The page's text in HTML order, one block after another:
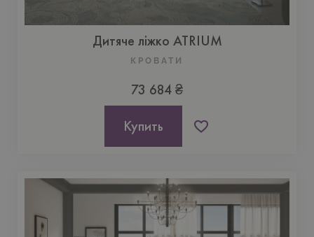
Дитяче ліжко ATRIUM
КРОВАТИ
73 684 ₴
Купить